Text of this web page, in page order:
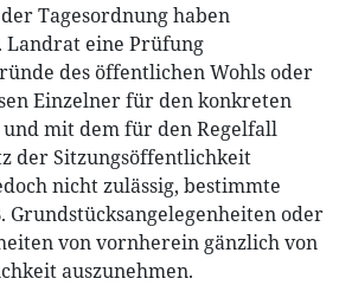
Tagesordnung haben
eine Prüfung
des öffentlichen Wohls oder
Einzelner für den konkreten
mit dem für den Regelfall
der Sitzungsöffentlichkeit
nicht zulässig, bestimmte
Grundstücksangelegenheiten oder
von vornherein gänzlich von
auszunehmen.